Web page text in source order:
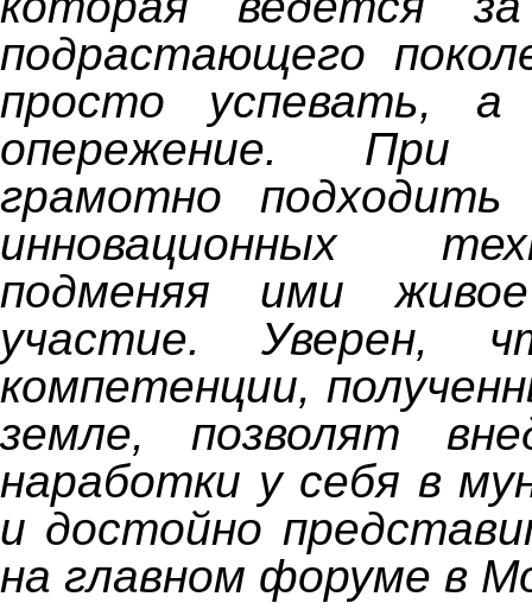
подрастающего
просто успевать,
опережение. При
грамотно
инновационных
подменяя ими живое
участие. Уверен,
компетенции,
земле, позволят
наработки у себя в
и достойно
на главном форуме в